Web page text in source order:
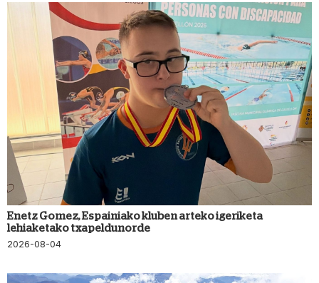
Enetz Gomez, Espainiako kluben arteko igeriketa
lehiaketako txapeldunorde
2026-08-04